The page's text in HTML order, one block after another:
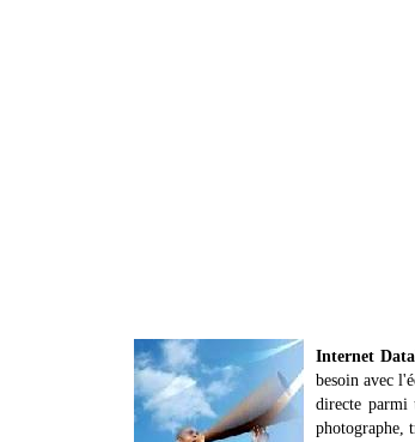
Internet
besoin avec
directe parmi
photographe,